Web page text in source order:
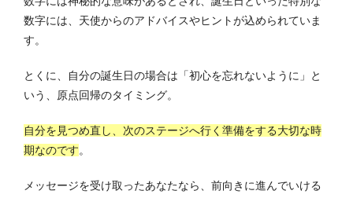
数字には、天使からのアドバイスやヒントが込められていま
す。
とくに、自分の誕生日の場合は「初心を忘れないように」と
いう、原点回帰のタイミング。
自分を見つめ直し、次のステージへ行く準備をする大切な時
期なのです。
メッセージを受け取ったあなたなら、前向きに進んでいける